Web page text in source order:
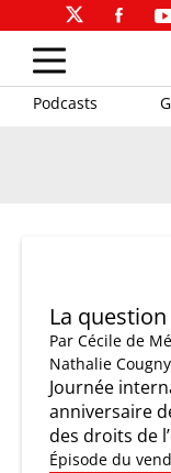
Podcasts
La
Par Cécile de
Nathalie Cougny
Journée
anniversaire
des droits de
Épisode du